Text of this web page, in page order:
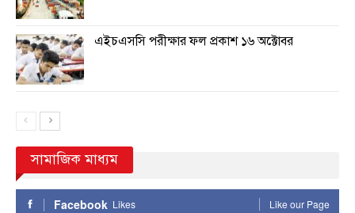
এইচএসসি পরীক্ষার ফল প্রকাশ ১৬ অক্টোবর
সামাজিক মাধ্যম
Facebook Likes Like our Page